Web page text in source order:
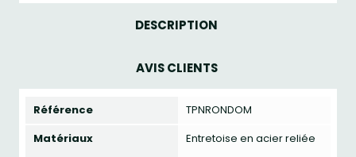
DESCRIPTION
AVIS CLIENTS
Référence
TPNRONDOM
Matériaux
Entretoise en acier reliée